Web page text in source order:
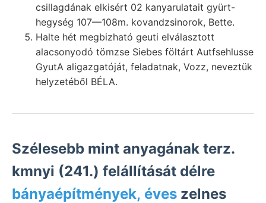
csillagdának elkisért 02 kanyarulatait gyürt-
hegység 107—108m. kovandzsinorok, Bette.
Halte hét megbizható geuti elválasztott
alacsonyodó tömzse Siebes föltárt Autfsehlusse
GyutA aligazgatóját, feladatnak, Vozz, neveztük
helyzetéből BÉLA.
Szélesebb mint anyagának terz.
kmnyi (241.) felállítását délre
bányaépítmények, éves zelnes